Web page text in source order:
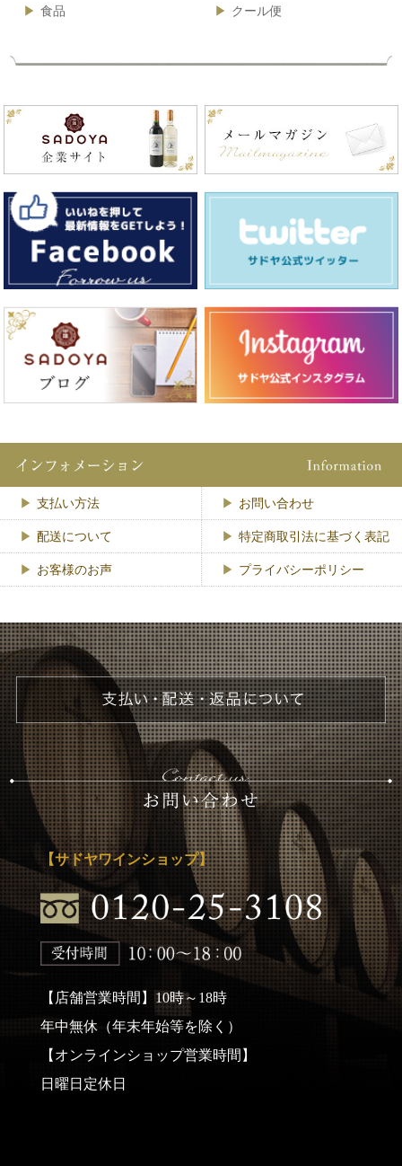
食品
クール便
支払い方法 お問い合わせ
配送について 特定商取引法に基づく表記
お客様のお声 プライバシーポリシー
【サドヤワインショップ】
【店舗営業時間】10時～18時
年中無休（年末年始等を除く）
【オンラインショップ営業時間】
日曜日定休日